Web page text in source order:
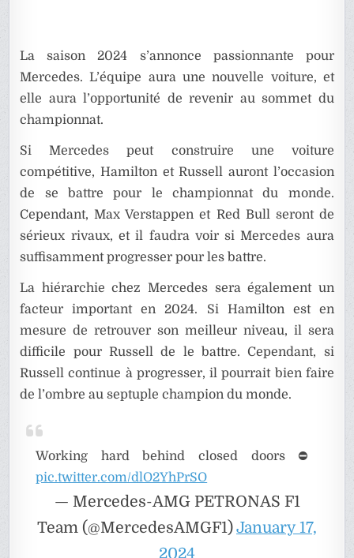
La saison 2024 s’annonce passionnante pour
Mercedes. L’équipe aura une nouvelle voiture, et
elle aura l’opportunité de revenir au sommet du
championnat.
Si Mercedes peut construire une voiture
compétitive, Hamilton et Russell auront l’occasion
de se battre pour le championnat du monde.
Cependant, Max Verstappen et Red Bull seront de
sérieux rivaux, et il faudra voir si Mercedes aura
suffisamment progresser pour les battre.
La hiérarchie chez Mercedes sera également un
facteur important en 2024. Si Hamilton est en
mesure de retrouver son meilleur niveau, il sera
difficile pour Russell de le battre. Cependant, si
Russell continue à progresser, il pourrait bien faire
de l’ombre au septuple champion du monde.
Working hard behind closed doors ⛔️
pic.twitter.com/dlO2YhPrSO
— Mercedes-AMG PETRONAS F1
Team (@MercedesAMGF1)January 17,
2024